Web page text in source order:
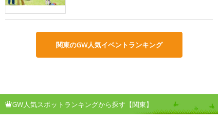
関東のGW人気イベントランキング
GW人気スポットランキングから探す【関東】